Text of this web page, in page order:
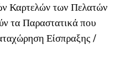
Καρτελών των Πελατών
τα Παραστατικά που
Είσπραξης /